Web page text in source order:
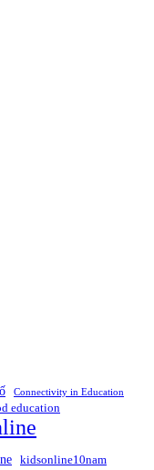
Connectivity in Education
education
kidsonline10nam